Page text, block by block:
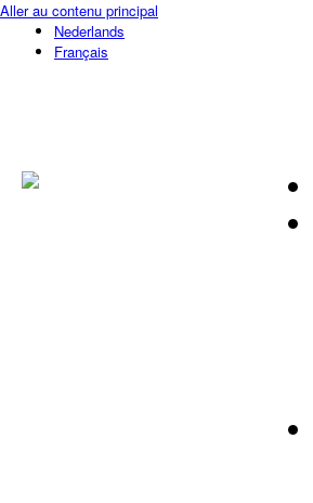
Aller au contenu principal
Nederlands
Français